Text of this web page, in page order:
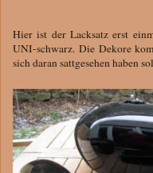
Hier ist der Lacksatz erst
UNI-schwarz. Die Dekore
sich daran sattgesehen haben